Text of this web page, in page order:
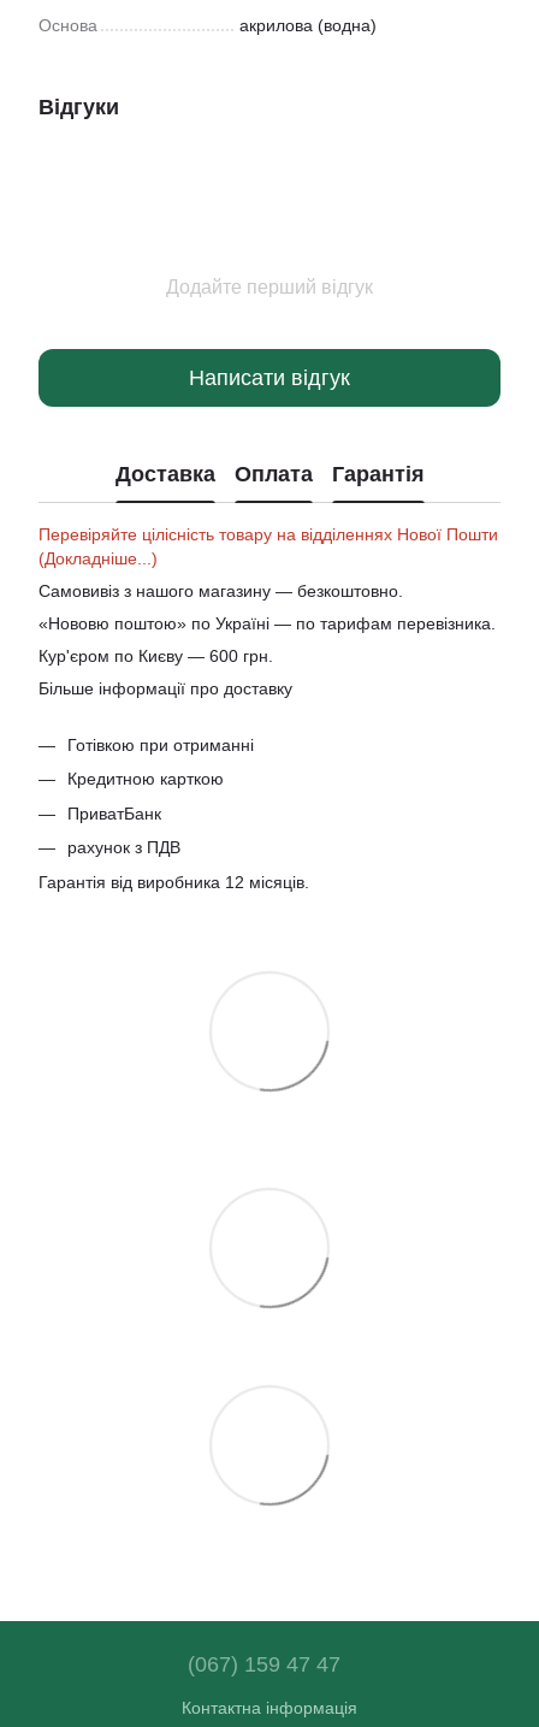
Основа акрилова (водна)
Відгуки
Додайте перший відгук
Написати відгук
Доставка Оплата Гарантія
Перевіряйте цілісність товару на відділеннях Нової Пошти
(Докладніше...)
Самовивіз з нашого магазину — безкоштовно.
«Нововю поштою» по Україні — по тарифам перевізника.
Кур'єром по Києву — 600 грн.
Більше інформації про доставку
Готівкою при отриманні
Кредитною карткою
ПриватБанк
рахунок з ПДВ
Гарантія від виробника 12 місяців.
(067) 159 47 47
Контактна інформація